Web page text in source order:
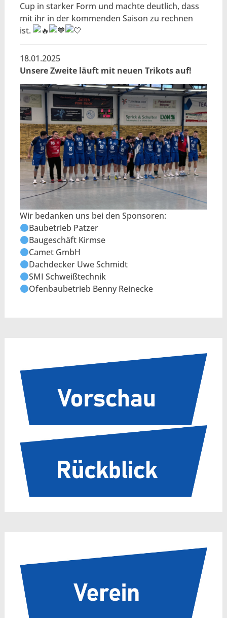
Cup in starker Form und machte deutlich, dass
mit ihr in der kommenden Saison zu rechnen
ist.
18.01.2025
Unsere Zweite läuft mit neuen Trikots auf!
Wir bedanken uns bei den Sponsoren:
Baubetrieb Patzer
Baugeschäft Kirmse
Camet GmbH
Dachdecker Uwe Schmidt
SMI Schweißtechnik
Ofenbaubetrieb Benny Reinecke